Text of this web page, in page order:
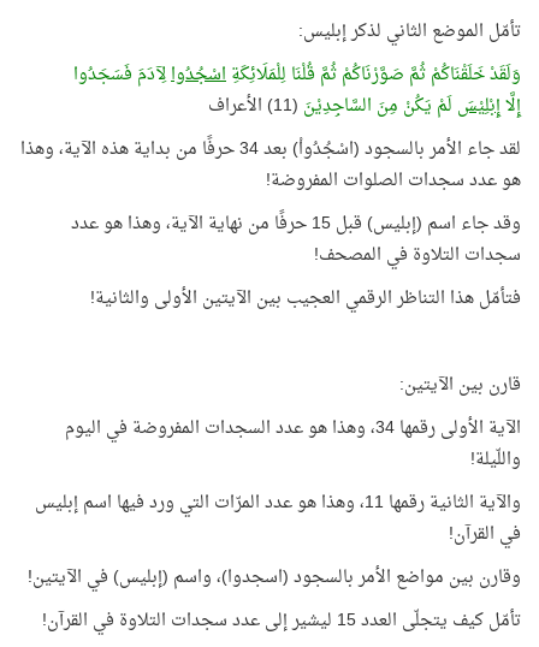
تأمّل الموضع الثاني لذكر إبليس:
وَلَقَدْ خَلَقْنَاكُمْ ثُمَّ صَوَّرْنَاكُمْ ثُمَّ قُلْنَا لِلْمَلَائِكَةِاسْجُدُوالِآدَمَ فَسَجَدُوا
إِلَّاإِبْلِيْسَلَمْ يَكُنْ مِنَ السَّاجِدِيْنَ (11) الأعراف
لقد جاء الأمر بالسجود (اسْجُدُواْ) بعد 34 حرفًا من بداية هذه الآية، وهذا
هو عدد سجدات الصلوات المفروضة!
وقد جاء اسم (إبليس) قبل 15 حرفًا من نهاية الآية، وهذا هو عدد
سجدات التلاوة في المصحف!
فتأمّل هذا التناظر الرقمي العجيب بين الآيتين الأولى والثانية!
قارن بين الآيتين:
الآية الأولى رقمها 34، وهذا هو عدد السجدات المفروضة في اليوم
واللّيلة!
والآية الثانية رقمها 11، وهذا هو عدد المرّات التي ورد فيها اسم إبليس
في القرآن!
وقارن بين مواضع الأمر بالسجود (اسجدوا)، واسم (إبليس) في الآيتين!
تأمّل كيف يتجلّى العدد 15 ليشير إلى عدد سجدات التلاوة في القرآن!